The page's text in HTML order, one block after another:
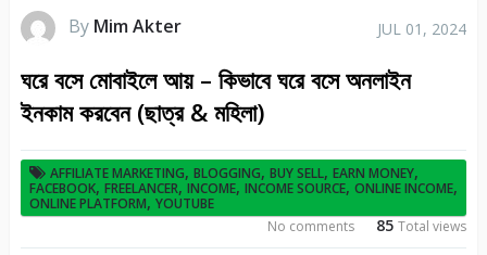
By Mim Akter JUL 01, 2024
ঘরে বসে মোবাইলে আয় – কিভাবে ঘরে বসে অনলাইন
ইনকাম করবেন (ছাত্র & মহিলা)
AFFILIATE MARKETING, BLOGGING, BUY SELL, EARN MONEY,
FACEBOOK, FREELANCER,INCOME, INCOME SOURCE, ONLINE INCOME,
ONLINE PLATFORM, YOUTUBE
85Total views
No comments